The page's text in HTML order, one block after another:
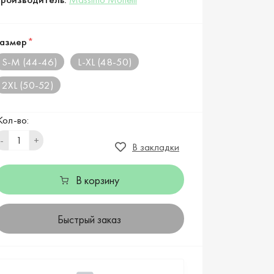
*
S-M (44-46)
L-XL (48-50)
2XL (50-52)
во:
-
+
В закладки
В корзину
Быстрый заказ